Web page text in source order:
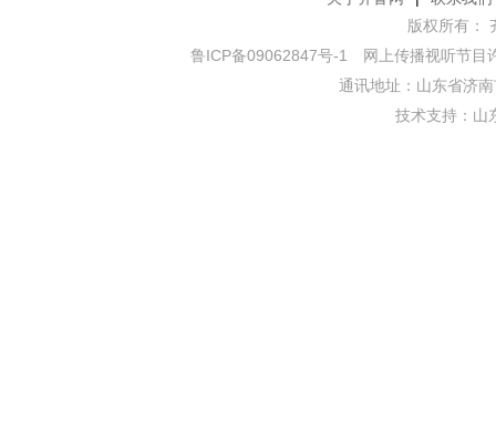
版权所有：
鲁ICP备09062847号-1
网上传播视听节目
通讯地址：山东省济
技术支持： 山